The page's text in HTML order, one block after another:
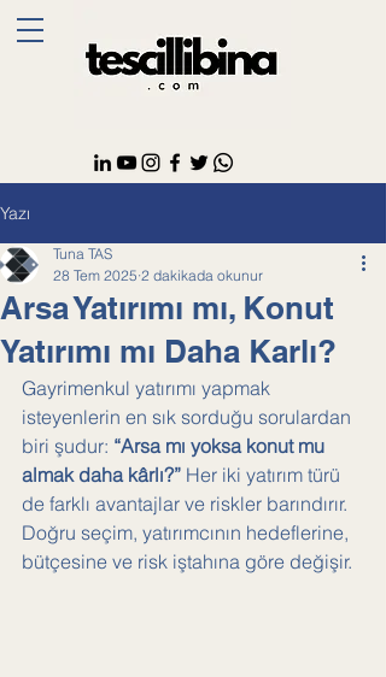
Yazı
Arsa Yatırımı mı, Konut
Yatırımı mı Daha Karlı?
Tuna TAS
28 Tem 2025 2 dakikada okunur
Gayrimenkul yatırımı yapmak
isteyenlerin en sık sorduğu sorulardan
biri şudur: “Arsa mı yoksa konut mu
almak daha kârlı?” Her iki yatırım türü
de farklı avantajlar ve riskler barındırır.
Doğru seçim, yatırımcının hedeflerine,
bütçesine ve risk iştahına göre değişir.